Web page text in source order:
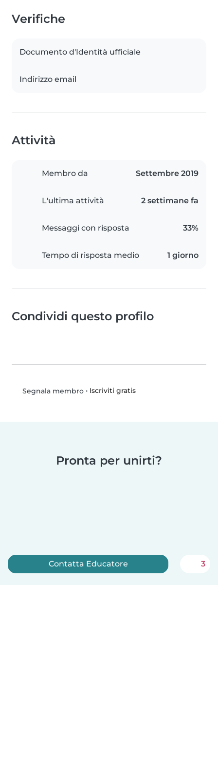
Verifiche
Documento d'Identità ufficiale
Indirizzo email
Attività
Membro da Settembre 2019
L'ultima attività 2 settimane fa
Messaggi con risposta 33%
Tempo di risposta medio 1 giorno
Condividi questo profilo
Segnala membro• Iscriviti gratis
Pronta per unirti?
Contatta Educatore 3